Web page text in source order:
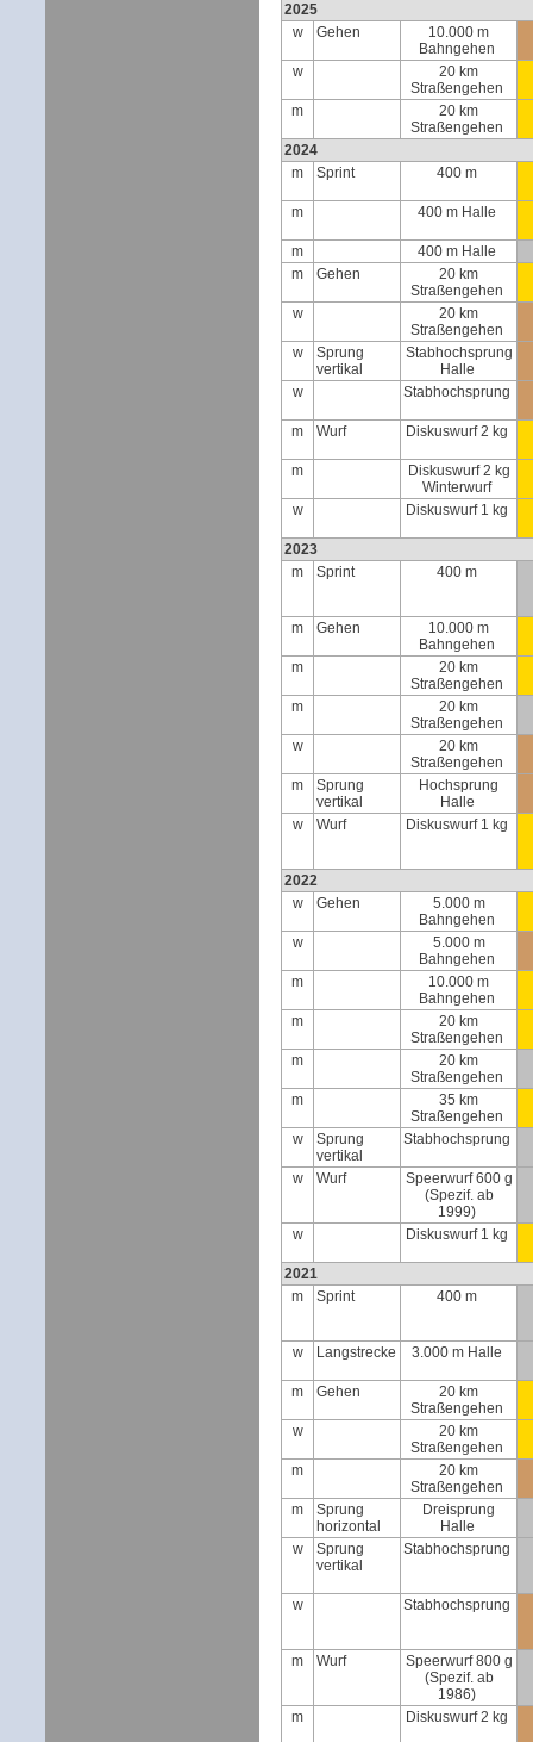
2025
w
Gehen
10.000 m
Bahngehen
w
20 km
Straßengehen
m
20 km
Straßengehen
2024
m
Sprint 400 m
m 400 m Halle
m 400 m Halle
m
Gehen
20 km
Straßengehen
w
20 km
Straßengehen
w
Sprung
vertikal
Stabhochsprung
Halle
w Stabhochsprung
m Wurf Diskuswurf 2 kg
m
Diskuswurf 2 kg
Winterwurf
w Diskuswurf 1 kg
2023
m
Sprint 400 m
m Gehen
10.000 m
Bahngehen
m
20 km
Straßengehen
m
20 km
Straßengehen
w
20 km
Straßengehen
m
Sprung
vertikal
Hochsprung
Halle
w Wurf Diskuswurf 1 kg
2022
w
Gehen
5.000 m
Bahngehen
w
5.000 m
Bahngehen
m
10.000 m
Bahngehen
m
20 km
Straßengehen
m
20 km
Straßengehen
m
35 km
Straßengehen
w
Sprung
vertikal
Stabhochsprung
w Wurf
Speerwurf 600 g
(Spezif. ab
1999)
w Diskuswurf 1 kg
2021
m
Sprint 400 m
w Langstrecke 3.000 m Halle
m Gehen
20 km
Straßengehen
w
20 km
Straßengehen
m
20 km
Straßengehen
m
Sprung
horizontal
Dreisprung
Halle
w
Sprung
vertikal
Stabhochsprung
w Stabhochsprung
m Wurf
Speerwurf 800 g
(Spezif. ab
1986)
m Diskuswurf 2 kg